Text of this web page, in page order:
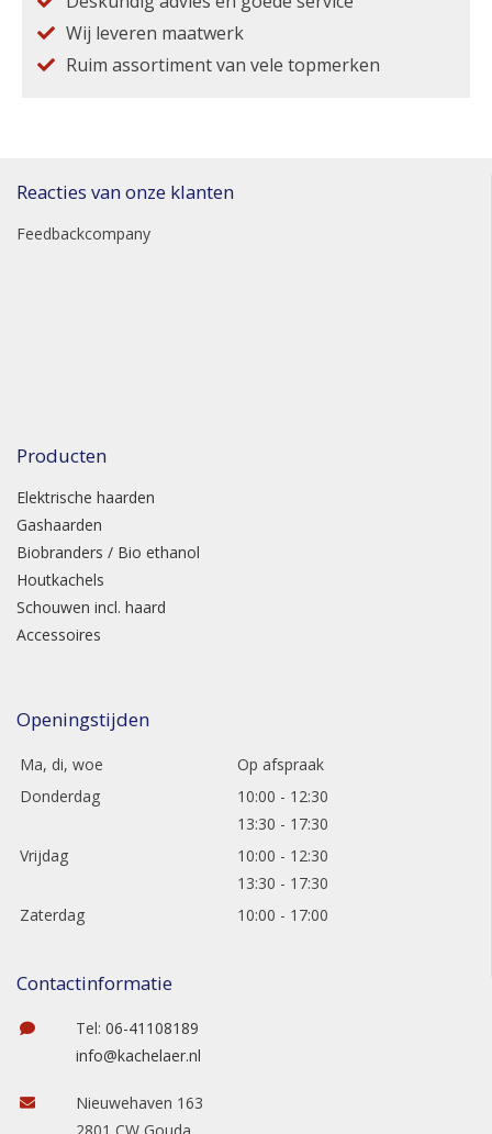
Wij leveren maatwerk
Ruim assortiment van vele topmerken
Reacties van onze klanten
Feedbackcompany
Producten
Elektrische haarden
Gashaarden
Biobranders / Bio ethanol
Houtkachels
Schouwen incl. haard
Accessoires
Openingstijden
Ma, di, woe
Op afspraak
Donderdag
10:00 - 12:30
13:30 - 17:30
Vrijdag
10:00 - 12:30
13:30 - 17:30
Zaterdag
10:00 - 17:00
Contactinformatie
Tel: 06-41108189
info@kachelaer.nl
Nieuwehaven 163